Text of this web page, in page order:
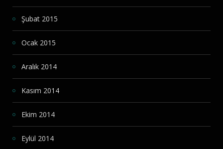
Şubat 2015
Ocak 2015
Aralık 2014
Kasım 2014
Ekim 2014
Eylül 2014